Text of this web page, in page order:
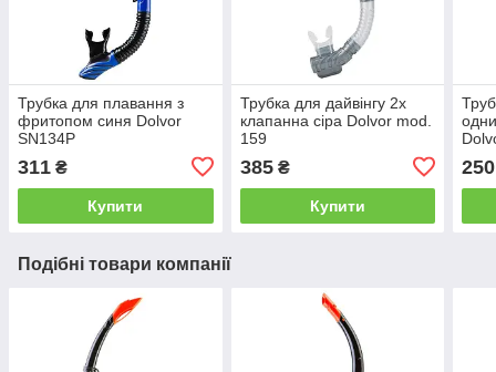
Трубка для плавання з
фритопом синя Dolvor
SN134Р
311 ₴
Купити
Трубка для дайвінгу 2х
клапанна сіра Dolvor mod.
159
385₴
Купити
250
Подібні товари компанії